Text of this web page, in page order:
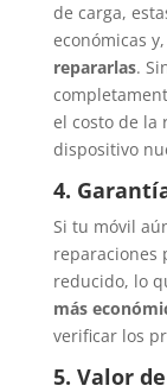
de carga,
económicas
repararlas.
el costo de la
dispositivo
4.
Si tu móvil
reparaciones
reducido, lo
más
verificar los
5. Valor